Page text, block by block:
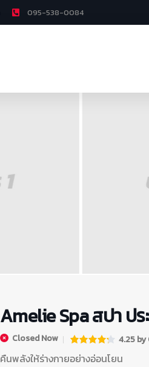
095-538-0084
Amelie Spa สปา ป
Closed Now 4.25 by
คืนพลังให้ร่างกายอย่างอ่อนโยน